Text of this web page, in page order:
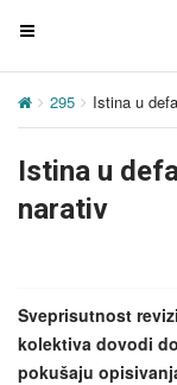
T
g
e
n
g
a
t
295 Istina u
Istina u
narativ
Sveprisutnost
kolektiva dovodi
pokušaju